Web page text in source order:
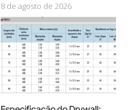
8 de agosto de 2026